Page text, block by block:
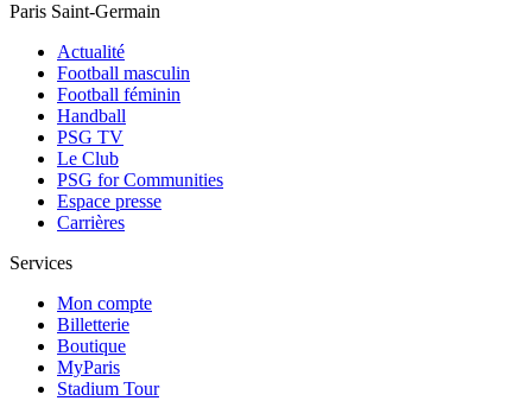
Paris Saint-Germain
Actualité
Football masculin
Football féminin
Handball
PSG TV
Le Club
PSG for Communities
Espace presse
Carrières
Services
Mon compte
Billetterie
Boutique
MyParis
Stadium Tour